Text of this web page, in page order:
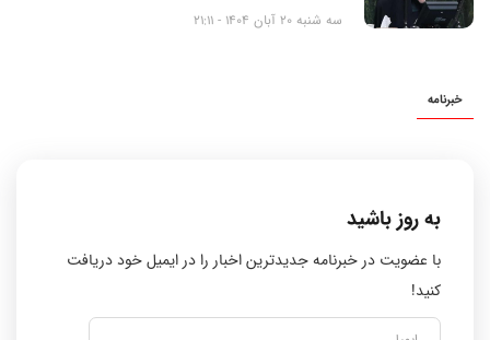
سه شنبه 20 آبان 1404 - 21:11
خبرنامه
به روز باشید
با عضویت در خبرنامه جدیدترین اخبار را در ایمیل خود دریافت
کنید!